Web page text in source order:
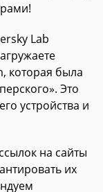
Lab
которая была
Это
устройства и
на сайты
их